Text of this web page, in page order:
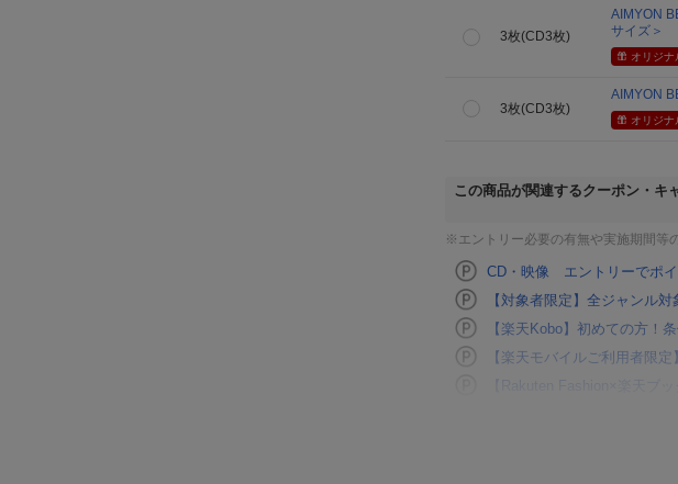
3枚(CD3枚)
AIMYON
サイズ＞
オリジナ
3枚(CD3枚)
AIMYON
オリジナ
この商品が関連するクーポン・キ
※エントリー必要の有無や実施期間等
CD・映像 エントリーでポ
【対象者限定】全ジャンル
【楽天Kobo】初めての方！
【楽天モバイルご利用者限
【Rakuten Fashion×楽天ブ